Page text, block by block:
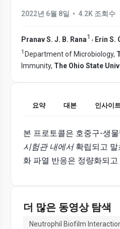
2022년 6월 8일 • 4.2K 조회수
Pranav S. J. B. Rana1 , Erin S.
1 Department of Microbiology,
Immunity, The Ohio State
요약 대본 인사이
본 프로토콜은 호중구-생
시험관 내에서확립되고 말
화 파열 반응은 정량화되
더 많은 동영상 탐색
Neutrophil Biofilm